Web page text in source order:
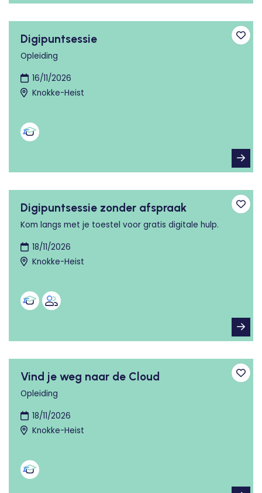
Digipuntsessie
Opleiding
16/11/2026
Knokke-Heist
Digipuntsessie zonder afspraak
Kom langs met je toestel voor gratis digitale hulp.
18/11/2026
Knokke-Heist
Vind je weg naar de Cloud
Opleiding
18/11/2026
Knokke-Heist